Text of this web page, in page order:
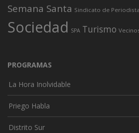
Semana Santa Sindicato de
Sociedad SPA Turismo
PROGRAMAS
La Hora Inolvidable
Priego Habla
Distrito Sur